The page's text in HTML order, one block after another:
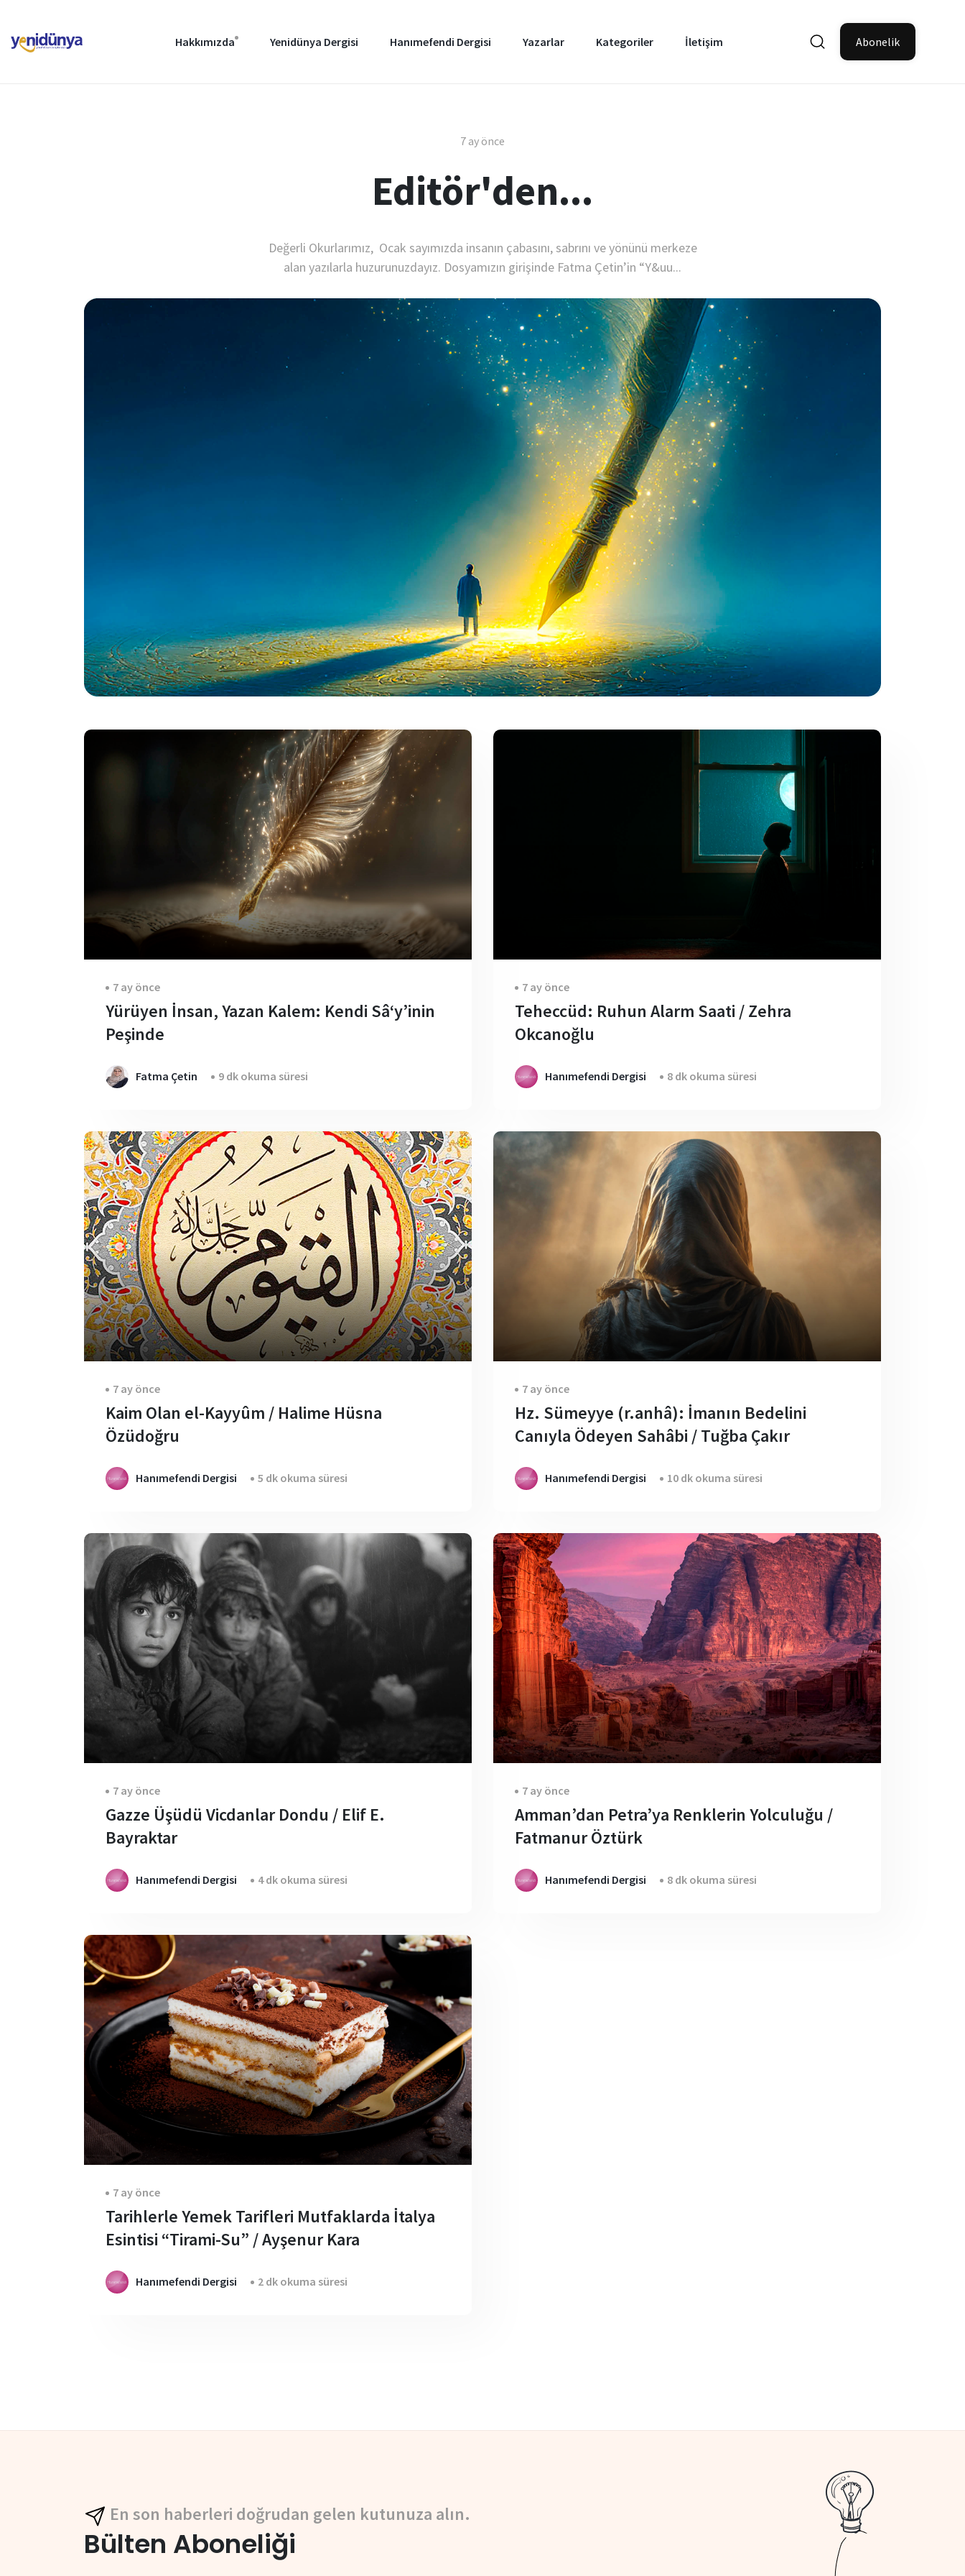
Hakkımızda Yenidünya Dergisi Hanımefendi Dergisi Yazarlar Kategoriler İletişim Abonelik
7 ay önce
Editör'den...
Değerli Okurlarımız, Ocak sayımızda insanın çabasını, sabrını ve yönünü merkeze
alan yazılarla huzurunuzdayız. Dosyamızın girişinde Fatma Çetin’in “Y&uu...
7 ay önce
Yürüyen İnsan, Yazan Kalem: Kendi Sâ‘y’inin
Peşinde
Fatma Çetin 9 dk okuma süresi
7 ay önce
Teheccüd: Ruhun Alarm Saati / Zehra
Okcanoğlu
Hanımefendi Dergisi 8 dk okuma süresi
7 ay önce
Kaim Olan el-Kayyûm / Halime Hüsna
Özüdoğru
Hanımefendi Dergisi 5 dk okuma süresi
7 ay önce
Hz. Sümeyye (r.anhâ): İmanın Bedelini
Canıyla Ödeyen Sahâbi / Tuğba Çakır
Hanımefendi Dergisi 10 dk okuma süresi
7 ay önce
Gazze Üşüdü Vicdanlar Dondu / Elif E.
Bayraktar
Hanımefendi Dergisi 4 dk okuma süresi
7 ay önce
Amman’dan Petra’ya Renklerin Yolculuğu /
Fatmanur Öztürk
Hanımefendi Dergisi 8 dk okuma süresi
7 ay önce
Tarihlerle Yemek Tarifleri Mutfaklarda İtalya
Esintisi “Tirami-Su” / Ayşenur Kara
Hanımefendi Dergisi 2 dk okuma süresi
En son haberleri doğrudan gelen kutunuza alın.
Bülten Aboneliği